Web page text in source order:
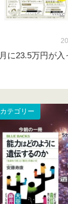
月に23.5万円が
カテゴリー